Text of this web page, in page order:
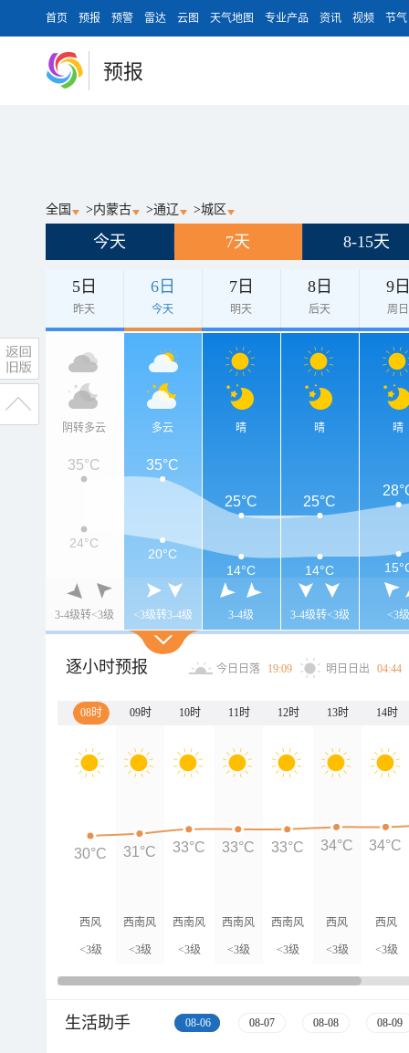
首页 预报 预警 雷达 云图 天气地图 专业产品 资讯 视频 节气
预报
全国 >内蒙古 >通辽 >城区
今天 7天 8-15天
5日
昨天
6日
今天
7日
明天
8日
后天
9
周日
阴转多云
3-4级转<3级
多云
<3级转3-4级
晴
3-4级
晴
3-4级转<3级
晴
<3级
35°C 35°C
25°C 25°C
24°C
20°C
14°C
14°C
逐小时预报 今日日落 19:09 明日日出 04:44
08时 09时 10时 11时 12时 13时 14时
西风
<3级
西南风
<3级
西南风
<3级
西南风
<3级
西南风
<3级
西风
<3级
西风
<3级
30°C 31°C 33°C 33°C 33°C 34°C 34°C
生活助手 08-06 08-07 08-08 08-09